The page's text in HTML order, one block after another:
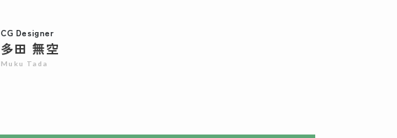
CG Designer
多田 無空
Muku Tada